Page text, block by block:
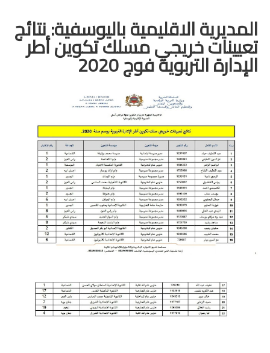
المستوى الثاني
المستوى الثالث
المستوى الخامس
المستوى السادس
فروض و امتحانات
التقويم التشخيصي
المرحلة الأولى
المرحلة الثانية
المرحلة الثالثة
المديرية الاقليمية باليوسفية: نتائج
تعيينات خريجي مسلك تكوين أطر
الإدارة التربوية فوج 2020